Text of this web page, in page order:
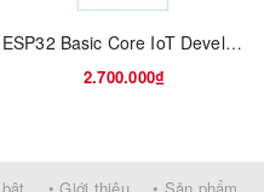
ESP32 Basic Core IoT Development Kit V2.7
2.700.000₫